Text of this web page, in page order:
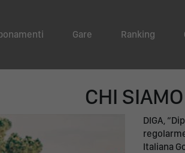
Gare Ranking
CHI SIAMO
DIGA,
Italiana